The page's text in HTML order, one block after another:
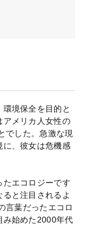
境保全を目的と
アメリカ人女性の
でした。急激な現
に、彼女は危機感
たエコロジーです
と注目されるよ
言葉だったエコロ
み始めた2000年代